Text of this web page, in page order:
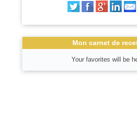
Mon carnet de
Your favorites will be